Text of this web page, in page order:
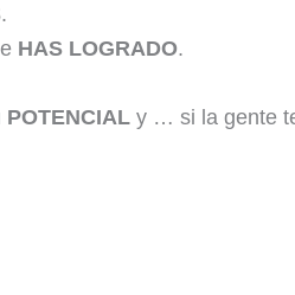
.
HAS LOGRADO.
POTENCIAL y … si la gente